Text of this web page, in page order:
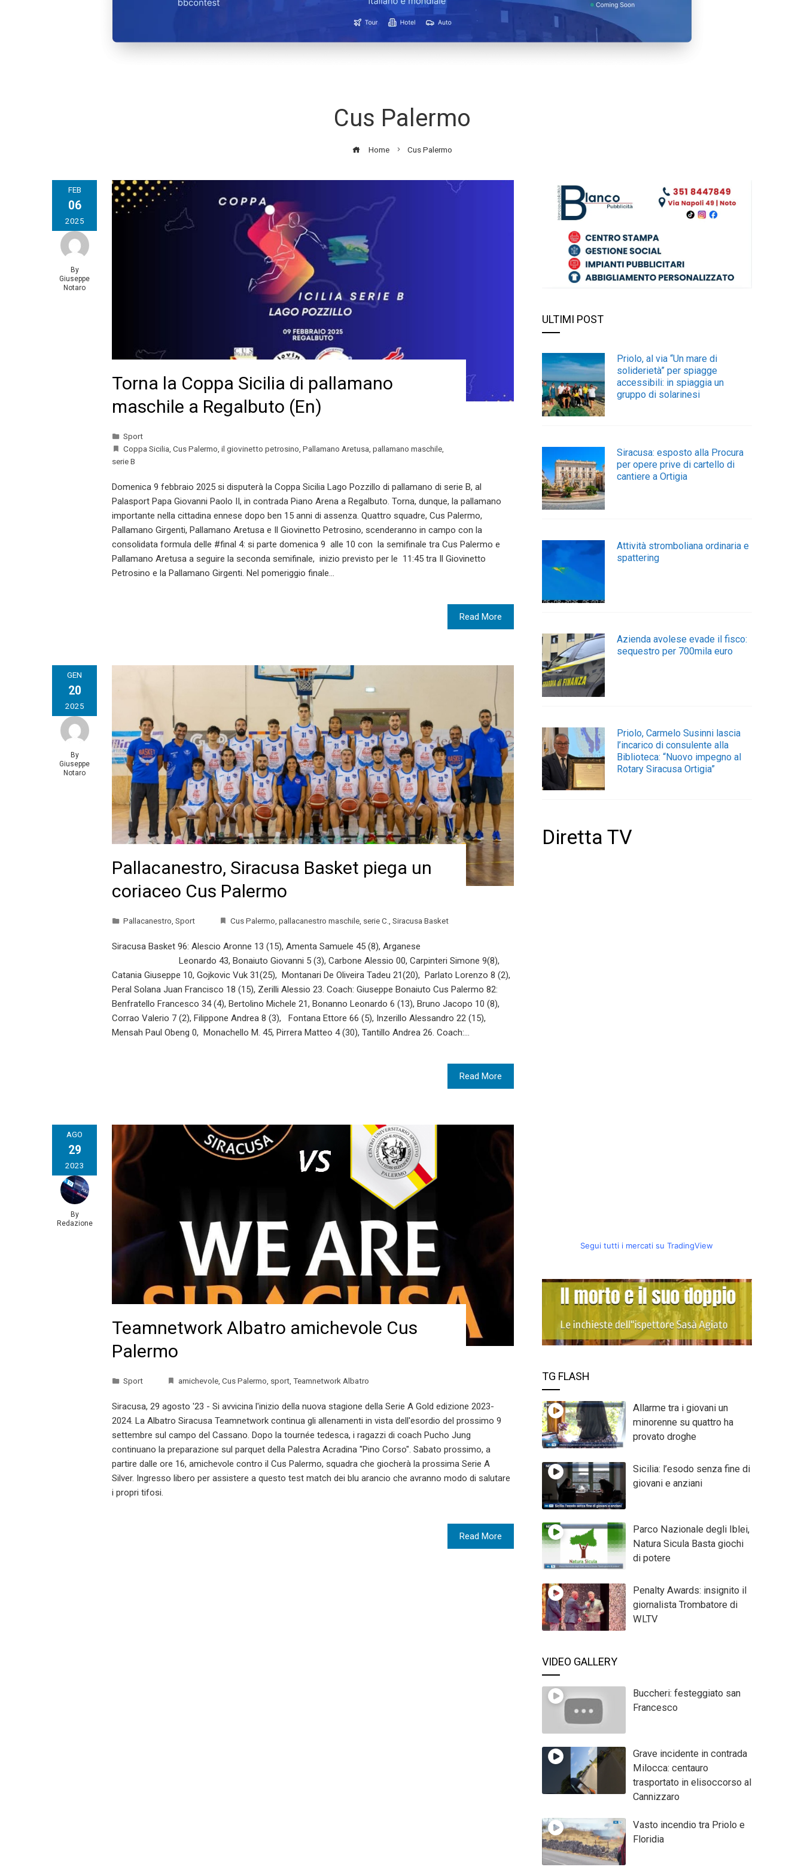
Cus Palermo
Home Cus Palermo
FEB
06
2025
By
Giuseppe
Notaro
Torna la Coppa Sicilia di pallamano
maschile a Regalbuto (En)
Sport
Coppa Sicilia Cus Palermo il giovinetto petrosino Pallamano Aretusa pallamano maschile
serie B
Domenica 9 febbraio 2025 si disputerà la Coppa Sicilia Lago Pozzillo di pallamano di serie B, al
Palasport Papa Giovanni Paolo II, in contrada Piano Arena a Regalbuto. Torna, dunque, la pallamano
importante nella cittadina ennese dopo ben 15 anni di assenza. Quattro squadre, Cus Palermo,
Pallamano Girgenti, Pallamano Aretusa e Il Giovinetto Petrosino, scenderanno in campo con la
consolidata formula delle #final 4: si parte domenica 9 alle 10 con la semifinale tra Cus Palermo e
Pallamano Aretusa a seguire la seconda semifinale, inizio previsto per le 11:45 tra Il Giovinetto
Petrosino e la Pallamano Girgenti. Nel pomeriggio finale…
Read More
GEN
20
2025
By
Giuseppe
Notaro
Pallacanestro, Siracusa Basket piega un
coriaceo Cus Palermo
Pallacanestro, Sport Cus Palermo, pallacanestro maschile, serie C., Siracusa Basket
Siracusa Basket 96: Alescio Aronne 13 (15), Amenta Samuele 45 (8), Arganese
Leonardo 43, Bonaiuto Giovanni 5 (3), Carbone Alessio 00, Carpinteri Simone 9(8),
Catania Giuseppe 10, Gojkovic Vuk 31(25), Montanari De Oliveira Tadeu 21(20), Parlato Lorenzo 8 (2),
Peral Solana Juan Francisco 18 (15), Zerilli Alessio 23. Coach: Giuseppe Bonaiuto Cus Palermo 82:
Benfratello Francesco 34 (4), Bertolino Michele 21, Bonanno Leonardo 6 (13), Bruno Jacopo 10 (8),
Corrao Valerio 7 (2), Filippone Andrea 8 (3), Fontana Ettore 66 (5), Inzerillo Alessandro 22 (15),
Mensah Paul Obeng 0, Monachello M. 45, Pirrera Matteo 4 (30), Tantillo Andrea 26. Coach:…
Read More
AGO
29
2023
By
Redazione
Teamnetwork Albatro amichevole Cus
Palermo
Sport amichevole Cus Palermo sport Teamnetwork Albatro
Siracusa, 29 agosto '23 - Si avvicina l'inizio della nuova stagione della Serie A Gold edizione 2023-
2024. La Albatro Siracusa Teamnetwork continua gli allenamenti in vista dell'esordio del prossimo 9
settembre sul campo del Cassano. Dopo la tournée tedesca, i ragazzi di coach Pucho Jung
continuano la preparazione sul parquet della Palestra Acradina "Pino Corso". Sabato prossimo, a
partire dalle ore 16, amichevole contro il Cus Palermo, squadra che giocherà la prossima Serie A
Silver. Ingresso libero per assistere a questo test match dei blu arancio che avranno modo di salutare
i propri tifosi.
Read More
ULTIMI POST
Priolo, al via “Un mare di
soliderietà” per spiagge
accessibili: in spiaggia un
gruppo di solarinesi
Siracusa: esposto alla Procura
per opere prive di cartello di
cantiere a Ortigia
Attività stromboliana ordinaria e
spattering
Azienda avolese evade il fisco:
sequestro per 700mila euro
Priolo, Carmelo Susinni lascia
l’incarico di consulente alla
Biblioteca: “Nuovo impegno al
Rotary Siracusa Ortigia”
Diretta TV
Segui tutti i mercati su TradingView
TG FLASH
Allarme tra i giovani un
minorenne su quattro ha
provato droghe
Sicilia: l’esodo senza fine di
giovani e anziani
Parco Nazionale degli Iblei,
Natura Sicula Basta giochi
di potere
Penalty Awards: insignito il
giornalista Trombatore di
WLTV
VIDEO GALLERY
Buccheri: festeggiato san
Francesco
Grave incidente in contrada
Milocca: centauro
trasportato in elisoccorso al
Cannizzaro
Vasto incendio tra Priolo e
Floridia